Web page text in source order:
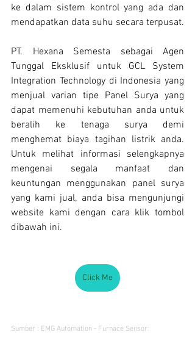
ke dalam sistem kontrol yang ada dan
mendapatkan data suhu secara terpusat.
PT. Hexana Semesta sebagai Agen
Tunggal Eksklusif untuk GCL System
Integration Technology di Indonesia yang
menjual varian tipe Panel Surya yang
dapat memenuhi kebutuhan anda untuk
beralih ke tenaga surya demi
menghemat biaya tagihan listrik anda.
Untuk melihat informasi selengkapnya
mengenai segala manfaat dan
keuntungan menggunakan panel surya
yang kami jual, anda bisa mengunjungi
website kami dengan cara klik tombol
dibawah ini.
Click Me
Sumber : EMG Automation - Furnace Sensor: